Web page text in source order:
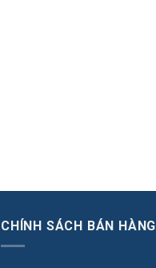
CHÍNH SÁCH BÁN HÀNG